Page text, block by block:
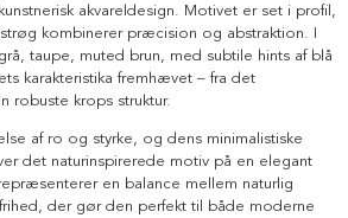
akvareldesign. Motivet er set i profil,
kombinerer præcision og abstraktion. I
taupe, muted brun, med subtile hints af blå
karakteristika fremhævet – fra det
robuste krops struktur.
af ro og styrke, og dens minimalistiske
det naturinspirerede motiv på en elegant
en balance mellem naturlig
der gør den perfekt til både moderne